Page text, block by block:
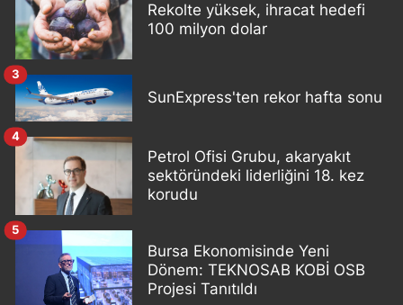
Rekolte yüksek, ihracat hedefi
100 milyon dolar
SunExpress'ten rekor hafta sonu
3
Petrol Ofisi Grubu, akaryakıt
sektöründeki liderliğini 18. kez
korudu
4
Bursa Ekonomisinde Yeni
Dönem: TEKNOSAB KOBİ OSB
Projesi Tanıtıldı
5